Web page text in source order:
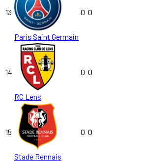
13
Paris Saint Germain
0 0
14
RC Lens
0 0
15
Stade Rennais
0 0